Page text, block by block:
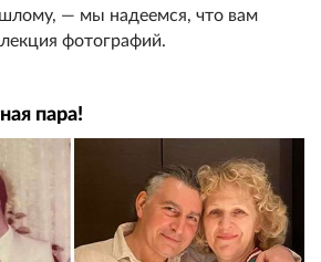
— мы надеемся, что вам
фотографий.
пара!